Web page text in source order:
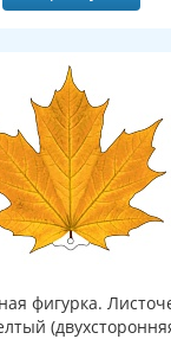
фигурка.